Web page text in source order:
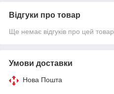
Відгуки про товар
Ще немає відгуків про цей товар
Умови доставки
Нова Пошта